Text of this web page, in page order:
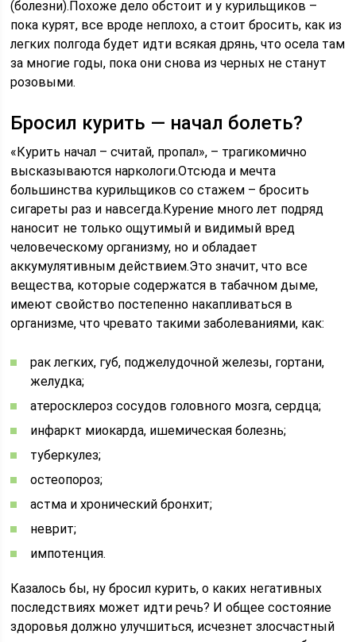
(болезни).Похоже дело обстоит и у курильщиков –
пока курят, все вроде неплохо, а стоит бросить, как из
легких полгода будет идти всякая дрянь, что осела там
за многие годы, пока они снова из черных не станут
розовыми.
Бросил курить — начал болеть?
«Курить начал – считай, пропал», – трагикомично
высказываются наркологи.Отсюда и мечта
большинства курильщиков со стажем – бросить
сигареты раз и навсегда.Курение много лет подряд
наносит не только ощутимый и видимый вред
человеческому организму, но и обладает
аккумулятивным действием.Это значит, что все
вещества, которые содержатся в табачном дыме,
имеют свойство постепенно накапливаться в
организме, что чревато такими заболеваниями, как:
рак легких, губ, поджелудочной железы, гортани,
желудка;
атеросклероз сосудов головного мозга, сердца;
инфаркт миокарда, ишемическая болезнь;
туберкулез;
остеопороз;
астма и хронический бронхит;
неврит;
импотенция.
Казалось бы, ну бросил курить, о каких негативных
последствиях может идти речь? И общее состояние
здоровья должно улучшиться, исчезнет злосчастный